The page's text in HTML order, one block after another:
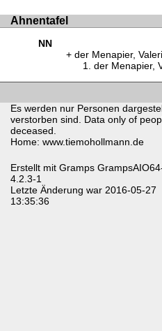
Ahnentafel
NN
der Menapier,
der Menapier,
Es werden nur Personen
verstorben sind. Data only of
deceased.
Home: www.tiemohollmann.de
Erstellt mit Gramps
4.2.3-1
Letzte Änderung war 2016-05-27
13:35:36